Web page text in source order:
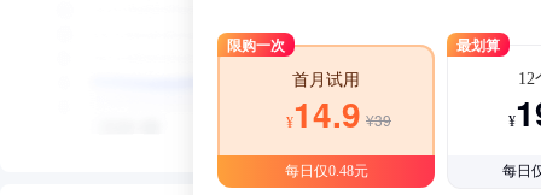
限购一次
首月试用
¥14.9 ¥39
每日仅0.48元
最划算
12
¥
每日